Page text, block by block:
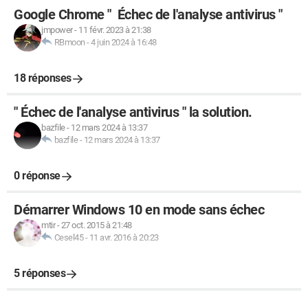
Google Chrome " Échec de l'analyse antivirus "
jmpower- 11 févr. 2023 à 21:38
RBmoon-4 juin 2024 à 16:48
18 réponses
" Échec de l'analyse antivirus " la solution.
bazfile- 12 mars 2024 à 13:37
bazfile- 12 mars 2024 à 13:37
0 réponse
Démarrer Windows 10 en mode sans échec
mtir-27 oct. 2015 à 21:48
Cesel45- 11 avr. 2016 à 20:23
5 réponses